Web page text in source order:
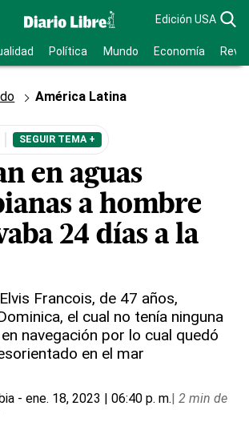
Edición USA
Política Mundo Economía
América Latina
SEGUIR TEMA +
en aguas
a hombre
24 días a la
Francois, de 47 años,
el cual no tenía ninguna
navegación por lo cual quedó
en el mar
- ene. 18, 2023 | 06:40 p. m.| 2 min de